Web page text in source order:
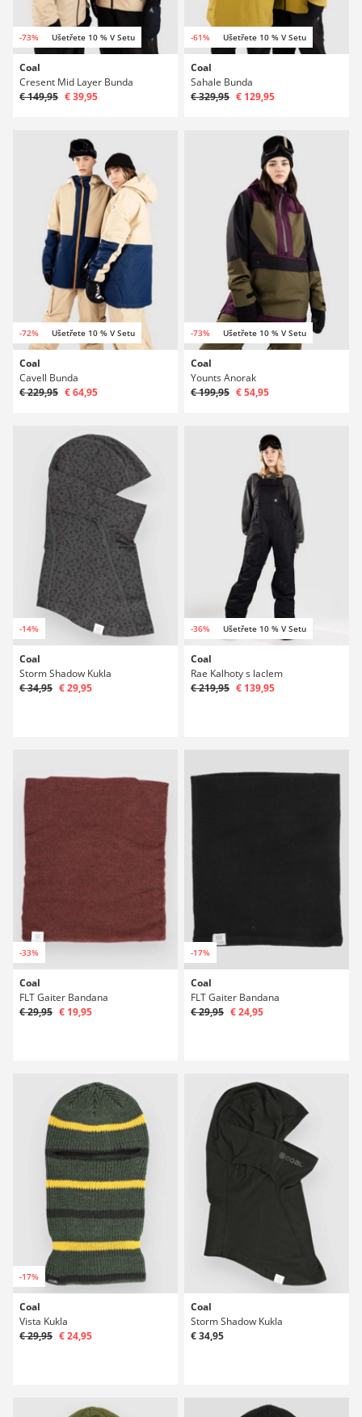
-73% Ušetřete 10 % V Setu
Coal
Cresent Mid Layer Bunda
€ 149,95 € 39,95
-61% Ušetřete 10 % V Setu
Coal
Sahale Bunda
€ 329,95 € 129,95
-72% Ušetřete 10 % V Setu
Coal
Cavell Bunda
€ 229,95 € 64,95
-73% Ušetřete 10 % V Setu
Coal
Younts Anorak
€ 199,95 € 54,95
-14%
Coal
Storm Shadow Kukla
€ 34,95 € 29,95
-36% Ušetřete 10 % V Setu
Coal
Rae Kalhoty s laclem
€ 219,95 € 139,95
-33%
Coal
FLT Gaiter Bandana
€ 29,95 € 19,95
-17%
Coal
FLT Gaiter Bandana
€ 29,95 € 24,95
-17%
Coal
Vista Kukla
€ 29,95 € 24,95
Coal
Storm Shadow Kukla
€ 34,95